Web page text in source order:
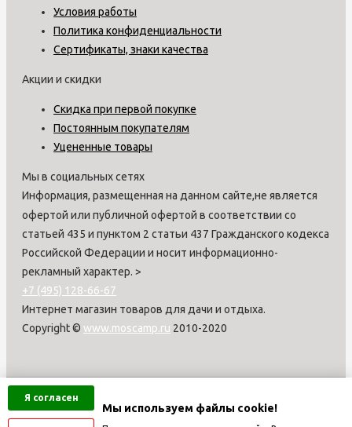
Я согласен
Мы используем файлы cookie!
Условия работы
Политика конфиденциальности
Сертификаты, знаки качества
Акции и скидки
Скидка при первой покупке
Постоянным покупателям
Уцененные товары
Мы в социальных сетях
Информация, размещенная на данном сайте,не является
офертой или публичной офертой в соответствии со
статьей 435 и пунктом 2 статьи 437 Гражданского кодекса
Российской Федерации и носит информационно-
рекламный характер. >
+7 (495) 128-66-67
Интернет магазин товаров для дачи и отдыха.
Copyright © www.moscamp.ru 2010-2020